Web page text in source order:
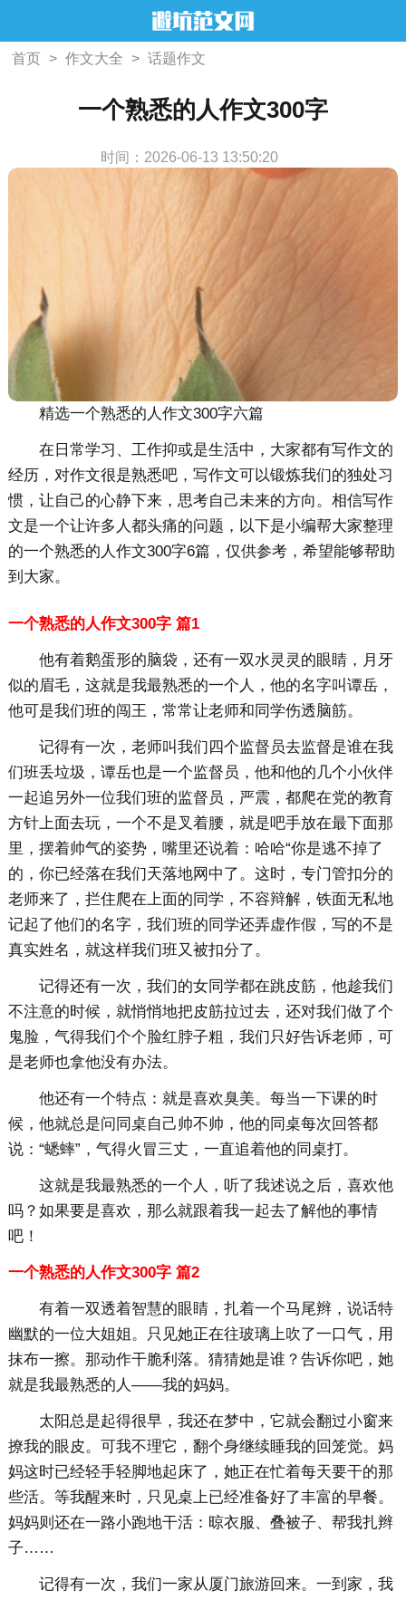
首页 > 作文大全 > 话题作文
一个熟悉的人作文300字
时间：2026-06-13 13:50:20
精选一个熟悉的人作文300字六篇
在日常学习、工作抑或是生活中，大家都有写作文的
经历，对作文很是熟悉吧，写作文可以锻炼我们的独处习
惯，让自己的心静下来，思考自己未来的方向。相信写作
文是一个让许多人都头痛的问题，以下是小编帮大家整理
的一个熟悉的人作文300字6篇，仅供参考，希望能够帮助
到大家。
一个熟悉的人作文300字 篇1
他有着鹅蛋形的脑袋，还有一双水灵灵的眼睛，月牙
似的眉毛，这就是我最熟悉的一个人，他的名字叫谭岳，
他可是我们班的闯王，常常让老师和同学伤透脑筋。
记得有一次，老师叫我们四个监督员去监督是谁在我
们班丢垃圾，谭岳也是一个监督员，他和他的几个小伙伴
一起追另外一位我们班的监督员，严震，都爬在党的教育
方针上面去玩，一个不是叉着腰，就是吧手放在最下面那
里，摆着帅气的姿势，嘴里还说着：哈哈“你是逃不掉了
的，你已经落在我们天落地网中了。这时，专门管扣分的
老师来了，拦住爬在上面的同学，不容辩解，铁面无私地
记起了他们的名字，我们班的同学还弄虚作假，写的不是
真实姓名，就这样我们班又被扣分了。
记得还有一次，我们的女同学都在跳皮筋，他趁我们
不注意的时候，就悄悄地把皮筋拉过去，还对我们做了个
鬼脸，气得我们个个脸红脖子粗，我们只好告诉老师，可
是老师也拿他没有办法。
他还有一个特点：就是喜欢臭美。每当一下课的时
候，他就总是问同桌自己帅不帅，他的同桌每次回答都
说：“蟋蟀”，气得火冒三丈，一直追着他的同桌打。
这就是我最熟悉的一个人，听了我述说之后，喜欢他
吗？如果要是喜欢，那么就跟着我一起去了解他的事情
吧！
一个熟悉的人作文300字 篇2
有着一双透着智慧的眼睛，扎着一个马尾辫，说话特
幽默的一位大姐姐。只见她正在往玻璃上吹了一口气，用
抹布一擦。那动作干脆利落。猜猜她是谁？告诉你吧，她
就是我最熟悉的人——我的妈妈。
太阳总是起得很早，我还在梦中，它就会翻过小窗来
撩我的眼皮。可我不理它，翻个身继续睡我的回笼觉。妈
妈这时已经轻手轻脚地起床了，她正在忙着每天要干的那
些活。等我醒来时，只见桌上已经准备好了丰富的早餐。
妈妈则还在一路小跑地干活：晾衣服、叠被子、帮我扎辫
子……
记得有一次，我们一家从厦门旅游回来。一到家，我